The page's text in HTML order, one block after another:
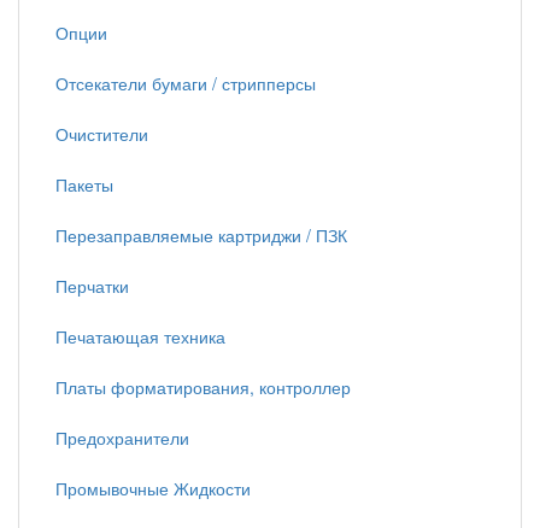
Опции
Отсекатели бумаги / стрипперсы
Очистители
Пакеты
Перезаправляемые картриджи / ПЗК
Перчатки
Печатающая техника
Платы форматирования, контроллер
Предохранители
Промывочные Жидкости